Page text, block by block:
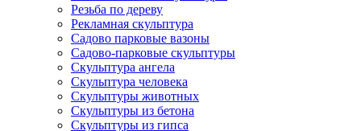
Резьба по дереву
Рекламная скульптура
Садово парковые вазоны
Садово-парковые скульптуры
Скульптура ангела
Скульптура человека
Скульптуры животных
Скульптуры из бетона
Скульптуры из гипса